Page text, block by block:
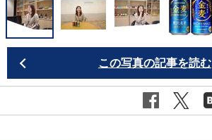
この写真の記事を読む